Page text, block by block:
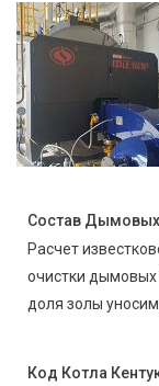
Состав Дымовых
Расчет
очистки
доля золы
Код Котла